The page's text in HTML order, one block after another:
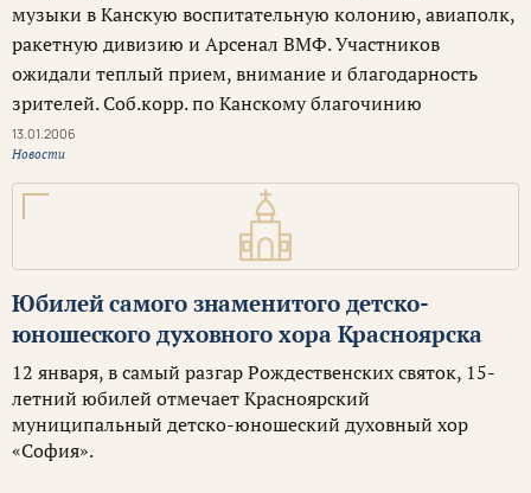
музыки в Канскую воспитательную колонию, авиаполк,
ракетную дивизию и Арсенал ВМФ. Участников
ожидали теплый прием, внимание и благодарность
зрителей. Соб.корр. по Канскому благочинию
13.01.2006
Новости
Юбилей самого знаменитого детско-
юношеского духовного хора Красноярска
12 января, в самый разгар Рождественских святок, 15-
летний юбилей отмечает Красноярский
муниципальный детско-юношеский духовный хор
«София».